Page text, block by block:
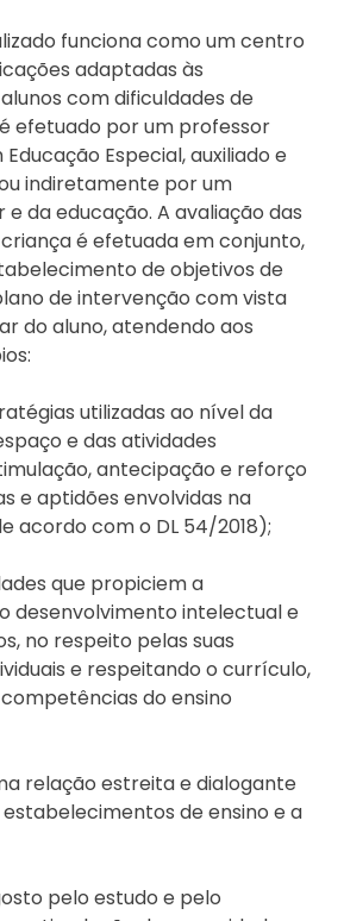
funciona como um centro
adaptadas às
com dificuldades de
efetuado por um professor
Especial, auxiliado e
indiretamente por um
da educação. A avaliação das
é efetuada em conjunto,
de objetivos de
de intervenção com vista
do aluno, atendendo aos
utilizadas ao nível da
e das atividades
antecipação e reforço
e aptidões envolvidas na
acordo com o DL 54/2018);
que propiciem a
desenvolvimento intelectual e
no respeito pelas suas
e respeitando o currículo,
do ensino
relação estreita e dialogante
de ensino e a
pelo estudo e pelo